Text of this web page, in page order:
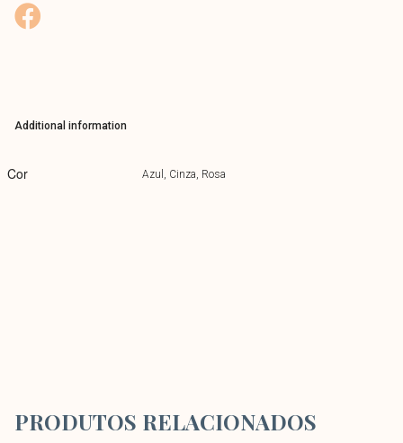
Additional information
Cor Azul, Cinza, Rosa
PRODUTOS RELACIONADOS